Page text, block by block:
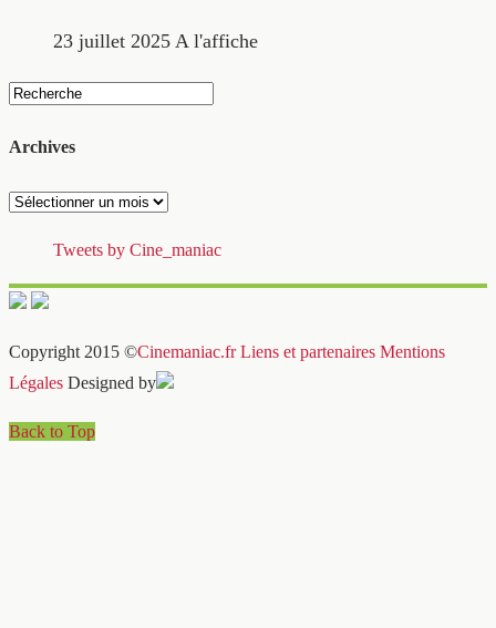
23 juillet 2025 A l'affiche
Archives
Archives
Tweets by Cine_maniac
Copyright 2015 ©Cinemaniac.fr Liens et partenaires Mentions
Légales Designed by
Back to Top